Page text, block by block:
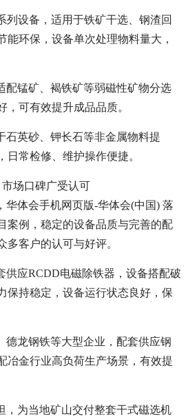
列设备，适用于铁矿干选、钢渣回
能环保，设备单次处理物料量大，
配锰矿、褐铁矿等弱磁性矿物分选
，可有效提升成品品质。
石英砂、钾长石等非金属物料提
日常检修、维护操作便捷。
场口碑广受认可
华体会手机网页版-华体会(中国) 落
案例，稳定的设备品质与完善的配
多客户的认可与好评。
供应RCDD电磁除铁器，设备搭配破
保持稳定，设备运行状态良好，保
德龙钢铁等大型企业，配套供应钢
冶金行业高负荷生产场景，有效提
，为当地矿山交付整套干式磁选机